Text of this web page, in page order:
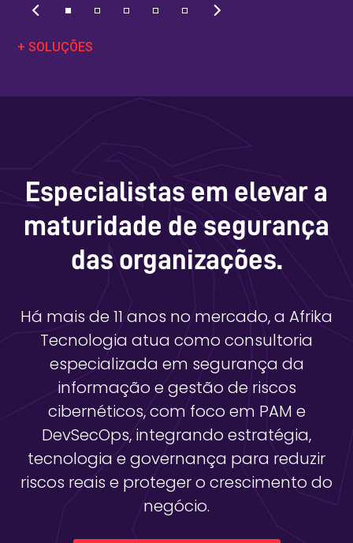
+ SOLUÇÕES
Especialistas em elevar a
maturidade de segurança
das organizações.
Há mais de 11 anos no mercado, a Afrika
Tecnologia atua como consultoria
especializada em segurança da
informação e gestão de riscos
cibernéticos, com foco em PAM e
DevSecOps, integrando estratégia,
tecnologia e governança para reduzir
riscos reais e proteger o crescimento do
negócio.